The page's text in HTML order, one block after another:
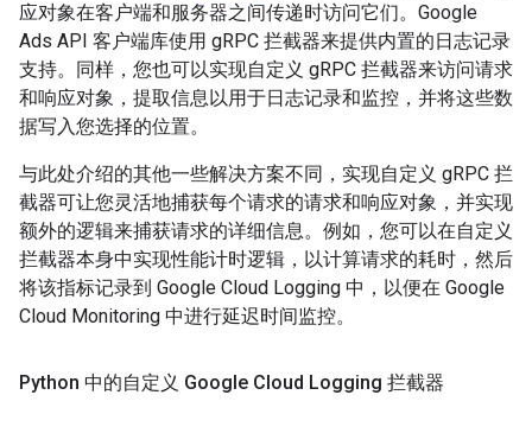
应对象在客户端和服务器之间传递时访问它们。Google
Ads API 客户端库使用 gRPC 拦截器来提供内置的日志记录
支持。同样，您也可以实现自定义 gRPC 拦截器来访问请求
和响应对象，提取信息以用于日志记录和监控，并将这些数
据写入您选择的位置。
与此处介绍的其他一些解决方案不同，实现自定义 gRPC 拦
截器可让您灵活地捕获每个请求的请求和响应对象，并实现
额外的逻辑来捕获请求的详细信息。例如，您可以在自定义
拦截器本身中实现性能计时逻辑，以计算请求的耗时，然后
将该指标记录到 Google Cloud Logging 中，以便在 Google
Cloud Monitoring 中进行延迟时间监控。
Python 中的自定义 Google Cloud Logging 拦截器